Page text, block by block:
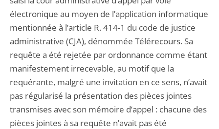
électronique au moyen de l’application informatique
mentionnée à l’article R. 414-1 du code de justice
administrative (CJA), dénommée Télérecours. Sa
requête a été rejetée par ordonnance comme étant
manifestement irrecevable, au motif que la
requérante, malgré une invitation en ce sens, n’avait
pas régularisé la présentation des pièces jointes
transmises avec son mémoire d’appel : chacune des
pièces jointes à sa requête n’avait pas été